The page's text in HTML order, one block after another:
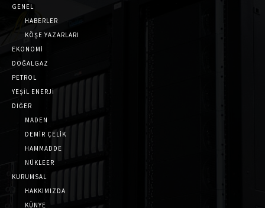
GENEL
HABERLER
KÖŞE YAZARLARI
EKONOMİ
DOĞALGAZ
PETROL
YEŞİL ENERJİ
DİĞER
MADEN
DEMİR ÇELİK
HAMMADDE
NÜKLEER
KURUMSAL
HAKKIMIZDA
KÜNYE